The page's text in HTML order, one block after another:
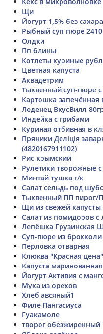
Щи
Йогурт 1,5% без сахара
Рыбный суп пюре 2410
Олдки
Пп блины
Котлеты куриные
Цветная капуста
Аквадетрим
Тыквенный суп-пюре
Картошка запечённая
Леденец ВкусВилл 80гр
Индейка с грибами
Куриная отбивная в
Пряники Деліція
(4820167911102)
Рис крымский
Рулетики творожные
Минтай тушка г/к
Салат сельдь под
Тыквенный ПП пирог/
Щи из свежей
Салат из помидоров с
Лепёшка Грузинская
Суп-пюре из брокколи
Перловка отварная
Клюква "Красная цена"
Капуста маринованная
Йогурт Активия с
Мука из орехов
Хлеб авсяный1
Филе Пангасиуса
Гуакамоле
творог